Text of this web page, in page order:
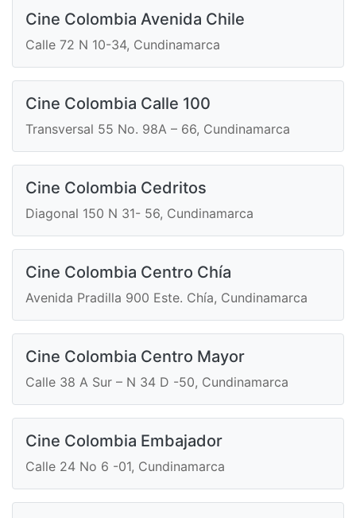
Cine Colombia Avenida Chile
Calle 72 N 10-34, Cundinamarca
Cine Colombia Calle 100
Transversal 55 No. 98A – 66, Cundinamarca
Cine Colombia Cedritos
Diagonal 150 N 31- 56, Cundinamarca
Cine Colombia Centro Chía
Avenida Pradilla 900 Este. Chía, Cundinamarca
Cine Colombia Centro Mayor
Calle 38 A Sur – N 34 D -50, Cundinamarca
Cine Colombia Embajador
Calle 24 No 6 -01, Cundinamarca